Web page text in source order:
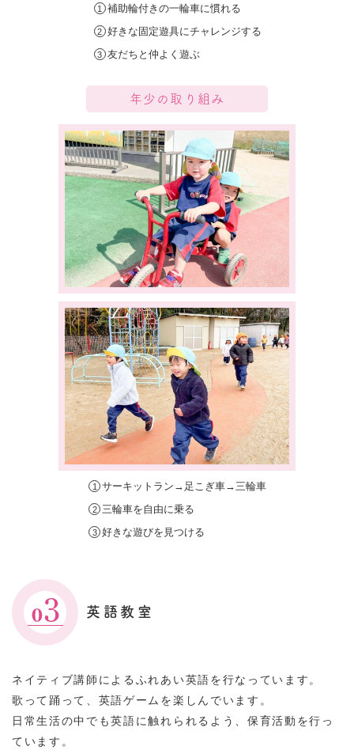
補助輪付きの一輪車に慣れる
好きな固定遊具にチャレンジする
友だちと仲よく遊ぶ
年少 の取り組み
サーキットラン→足こぎ車→三輪車
三輪車を自由に乗る
好きな遊びを見つける
英語教室
ネイティブ講師によるふれあい英語を行なっています。
歌って踊って、英語ゲームを楽しんでいます。
日常生活の中でも英語に触れられるよう、保育活動を行っ
ています。